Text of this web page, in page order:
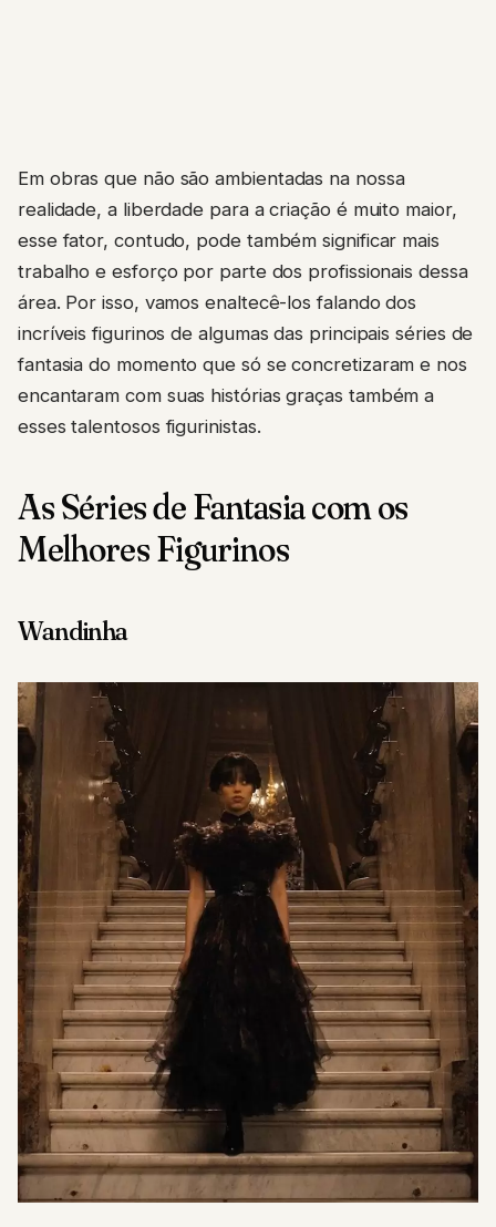
Em obras que não são ambientadas na nossa
realidade, a liberdade para a criação é muito maior,
esse fator, contudo, pode também significar mais
trabalho e esforço por parte dos profissionais dessa
área. Por isso, vamos enaltecê-los falando dos
incríveis figurinos de algumas das principais séries de
fantasia do momento que só se concretizaram e nos
encantaram com suas histórias graças também a
esses talentosos figurinistas.
As Séries de Fantasia com os
Melhores Figurinos
Wandinha